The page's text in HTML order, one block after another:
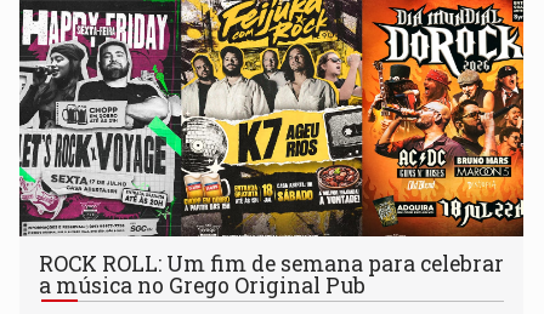
ROCK ROLL: Um fim de semana para celebrar
a música no Grego Original Pub